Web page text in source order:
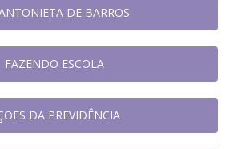
DE BARROS
FAZENDO ESCOLA
DA PREVIDÊNCIA